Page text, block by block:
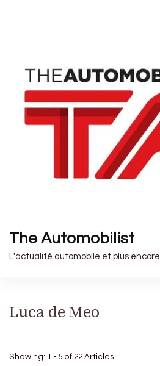
The Automobilist
L'actualité automobile et plus encore
Luca de Meo
Showing: 1 - 5 of 22 Articles